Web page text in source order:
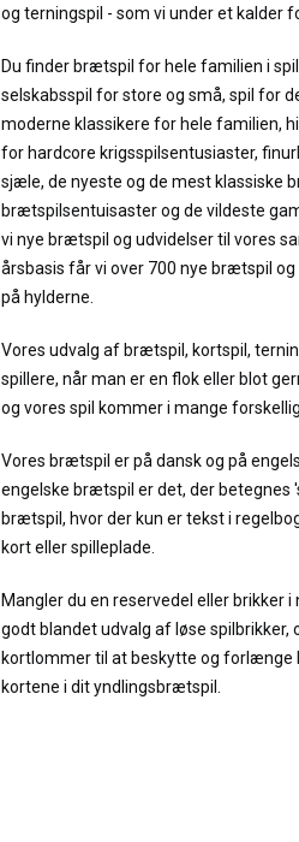
og terningspil - som vi under et kalder
Du finder brætspil for hele familien i
selskabsspil for store og små, spil for
moderne klassikere for hele familien,
for hardcore krigsspilsentusiaster,
sjæle, de nyeste og de mest klassiske
brætspilsentuisaster og de vildeste
vi nye brætspil og udvidelser til vores
årsbasis får vi over 700 nye brætspil
på hylderne.
Vores udvalg af brætspil, kortspil,
spillere, når man er en flok eller blot
og vores spil kommer i mange
Vores brætspil er på dansk og på
engelske brætspil er det, der betegnes
brætspil, hvor der kun er tekst i
kort eller spilleplade.
Mangler du en reservedel eller brikker i
godt blandet udvalg af løse spilbrikker,
kortlommer til at beskytte og forlænge
kortene i dit yndlingsbrætspil.